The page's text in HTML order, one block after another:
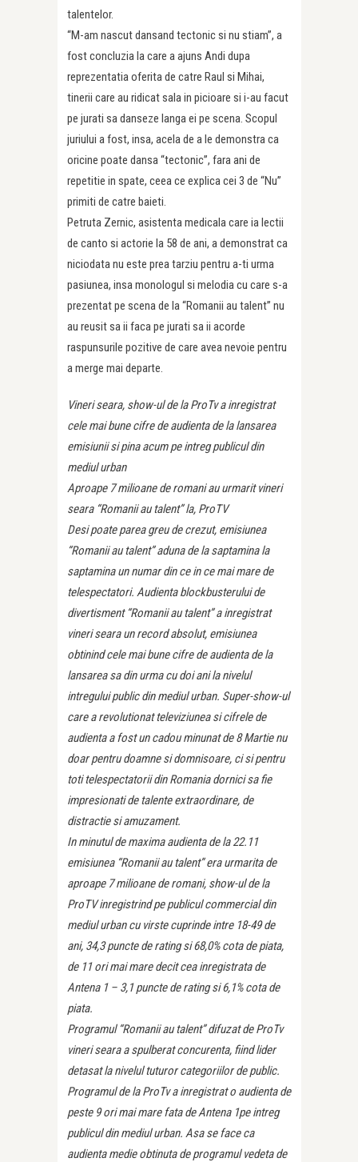
talentelor.
“M-am nascut dansand tectonic si nu stiam”, a
fost concluzia la care a ajuns Andi dupa
reprezentatia oferita de catre Raul si Mihai,
tinerii care au ridicat sala in picioare si i-au facut
pe jurati sa danseze langa ei pe scena. Scopul
juriului a fost, insa, acela de a le demonstra ca
oricine poate dansa “tectonic”, fara ani de
repetitie in spate, ceea ce explica cei 3 de “Nu”
primiti de catre baieti.
Petruta Zernic, asistenta medicala care ia lectii
de canto si actorie la 58 de ani, a demonstrat ca
niciodata nu este prea tarziu pentru a-ti urma
pasiunea, insa monologul si melodia cu care s-a
prezentat pe scena de la “Romanii au talent” nu
au reusit sa ii faca pe jurati sa ii acorde
raspunsurile pozitive de care avea nevoie pentru
a merge mai departe.
Vineri seara, show-ul de la ProTv a inregistrat
cele mai bune cifre de audienta de la lansarea
emisiunii si pina acum pe intreg publicul din
mediul urban
Aproape 7 milioane de romani au urmarit vineri
seara “Romanii au talent” la, ProTV
Desi poate parea greu de crezut, emisiunea
“Romanii au talent” aduna de la saptamina la
saptamina un numar din ce in ce mai mare de
telespectatori. Audienta blockbusterului de
divertisment “Romanii au talent” a inregistrat
vineri seara un record absolut, emisiunea
obtinind cele mai bune cifre de audienta de la
lansarea sa din urma cu doi ani la nivelul
intregului public din mediul urban. Super-show-ul
care a revolutionat televiziunea si cifrele de
audienta a fost un cadou minunat de 8 Martie nu
doar pentru doamne si domnisoare, ci si pentru
toti telespectatorii din Romania dornici sa fie
impresionati de talente extraordinare, de
distractie si amuzament.
In minutul de maxima audienta de la 22.11
emisiunea “Romanii au talent” era urmarita de
aproape 7 milioane de romani, show-ul de la
ProTV inregistrind pe publicul commercial din
mediul urban cu virste cuprinde intre 18-49 de
ani, 34,3 puncte de rating si 68,0% cota de piata,
de 11 ori mai mare decit cea inregistrata de
Antena 1 – 3,1 puncte de rating si 6,1% cota de
piata.
Programul “Romanii au talent” difuzat de ProTv
vineri seara a spulberat concurenta, fiind lider
detasat la nivelul tuturor categoriilor de public.
Programul de la ProTv a inregistrat o audienta de
peste 9 ori mai mare fata de Antena 1pe intreg
publicul din mediul urban. Asa se face ca
audienta medie obtinuta de programul vedeta de